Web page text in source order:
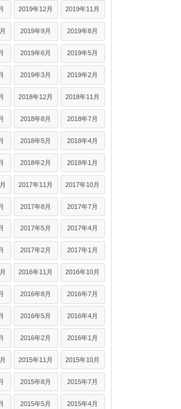
2019年12月 2019年11月
2019年9月 2019年8月
2019年6月 2019年5月
2019年3月 2019年2月
2018年12月 2018年11月
2018年8月 2018年7月
2018年5月 2018年4月
2018年2月 2018年1月
2017年11月 2017年10月
2017年8月 2017年7月
2017年5月 2017年4月
2017年2月 2017年1月
2016年11月 2016年10月
2016年8月 2016年7月
2016年5月 2016年4月
2016年2月 2016年1月
2015年11月 2015年10月
2015年8月 2015年7月
2015年5月 2015年4月